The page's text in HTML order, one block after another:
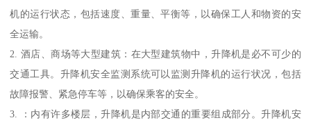
机的运行状态，包括速度、重量、平衡等，以确保工人和物资的安
全运输。
2. 酒店、商场等大型建筑：在大型建筑物中，升降机是必不可少的
交通工具。升降机安全监测系统可以监测升降机的运行状况，包括
故障报警、紧急停车等，以确保乘客的安全。
3. ：内有许多楼层，升降机是内部交通的重要组成部分。升降机安